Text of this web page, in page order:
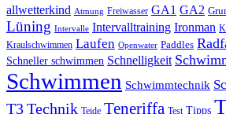
allwetterkind Atmung Freiwasser GA1 GA2
Lüning Intervalle Intervalltraining Ironman
Kraulschwimmen Laufen Openwater Paddles
Schneller schwimmen Schnelligkeit
Schwimmen Schwimmtechnik
T3Technik Teide Teneriffa Test Tipps